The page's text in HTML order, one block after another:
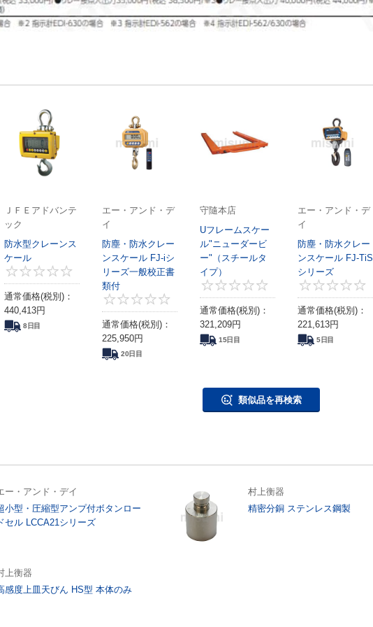
ＪＦＥアドバンテ
ック
防水型クレーンス
ケール
0
通常価格(税別)：
440,413円
8日目
エー・アンド・デ
イ
防塵・防水クレー
ンスケール FJ-iシ
リーズ一般校正書
類付
0
通常価格(税別)：
225,950円
20日目
守隨本店
Uフレームスケー
ル"ニューダービ
ー"（スチールタ
イプ）
0
通常価格(税別)：
321,209円
15日目
エー・アンド・デ
イ
防塵・防水クレー
ンスケール FJ-TiS
シリーズ
通常価格(税別)：
221,613円
5日目
類似品を再検索
ー・アンド・デイ
小型・圧縮型アンプ付ボタンロー
セル LCCA21シリーズ
村上衡器
精密分銅 ステンレス鋼製
上衡器
感度上皿天びん HS型 本体のみ